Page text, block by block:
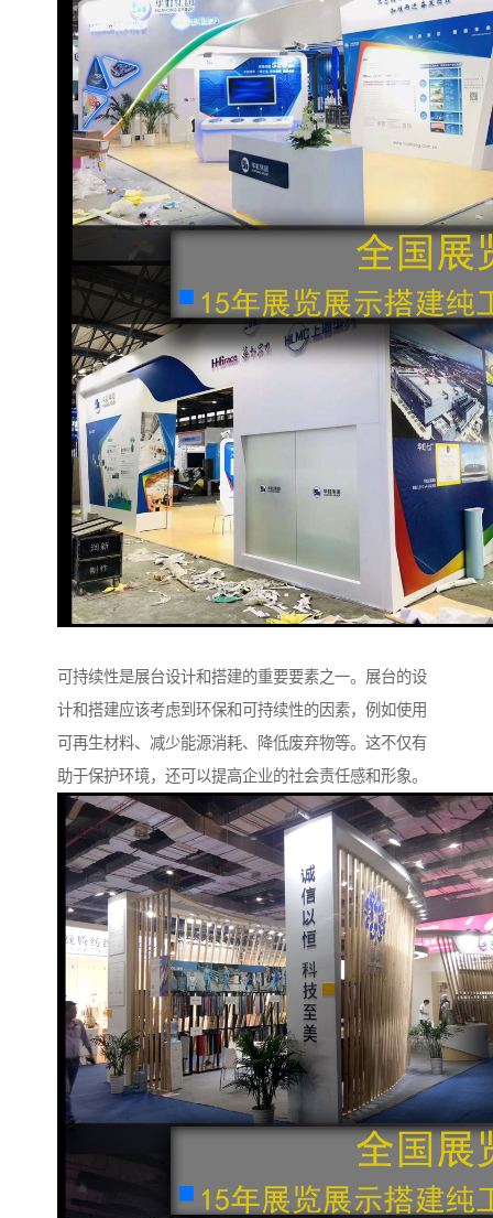
可持续性是展台设计和搭建的重要要素之一。展台的设
计和搭建应该考虑到环保和可持续性的因素，例如使用
可再生材料、减少能源消耗、降低废弃物等。这不仅有
助于保护环境，还可以提高企业的社会责任感和形象。